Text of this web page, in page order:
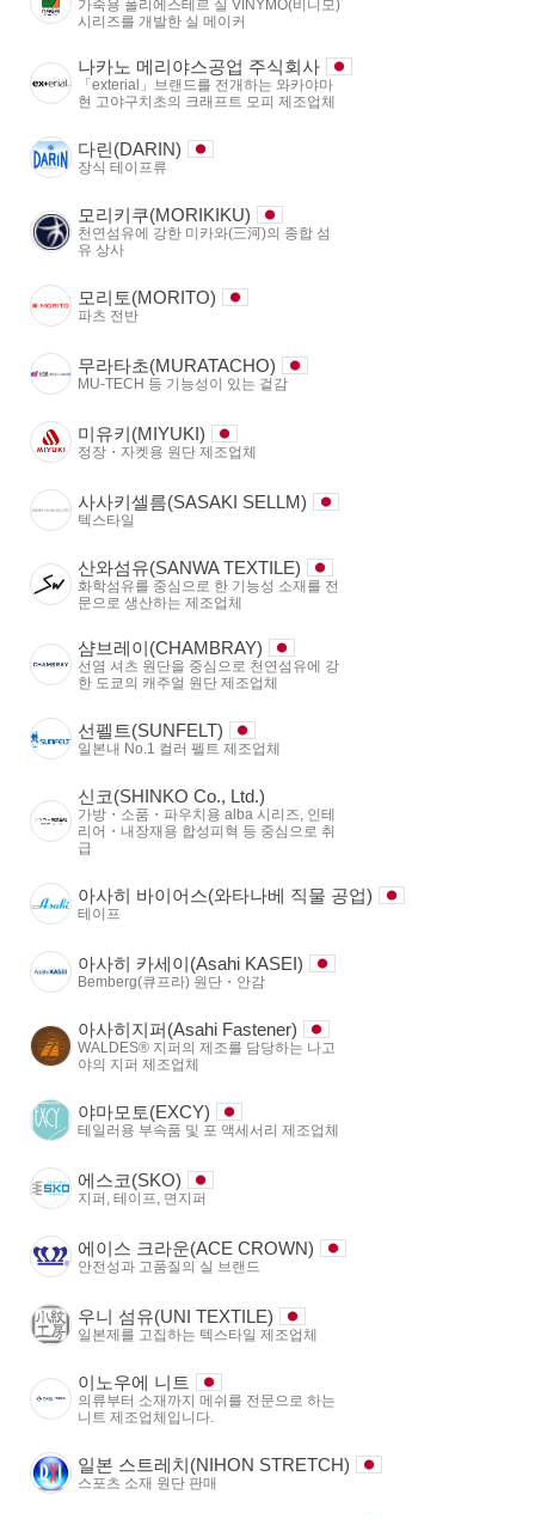
가죽용 폴리에스테르 실 VINYMO(비니모)
시리즈를 개발한 실 메이커
나카노 메리야스공업 주식회사
「exterial」브랜드를 전개하는 와카야마
현 고야구치초의 크래프트 모피 제조업체
다린(DARIN)
장식 테이프류
모리키쿠(MORIKIKU)
천연섬유에 강한 미카와(三河)의 종합 섬
유 상사
모리토(MORITO)
파츠 전반
무라타초(MURATACHO)
MU-TECH 등 기능성이 있는 겉감
미유키(MIYUKI)
정장・자켓용 원단 제조업체
사사키셀름(SASAKI SELLM)
텍스타일
산와섬유(SANWA TEXTILE)
화학섬유를 중심으로 한 기능성 소재를 전
문으로 생산하는 제조업체
샴브레이(CHAMBRAY)
선염 셔츠 원단을 중심으로 천연섬유에 강
한 도쿄의 캐주얼 원단 제조업체
선펠트(SUNFELT)
일본내 No.1 컬러 펠트 제조업체
신코(SHINKO Co., Ltd.)
가방・소품・파우치용 alba 시리즈, 인테
리어・내장재용 합성피혁 등 중심으로 취
급
아사히 바이어스(와타나베 직물 공업)
테이프
아사히 카세이(Asahi KASEI)
Bemberg(큐프라) 원단・안감
아사히지퍼(Asahi Fastener)
WALDES® 지퍼의 제조를 담당하는 나고
야의 지퍼 제조업체
야마모토(EXCY)
테일러용 부속품 및 포 액세서리 제조업체
에스코(SKO)
지퍼, 테이프, 면지퍼
에이스 크라운(ACE CROWN)
안전성과 고품질의 실 브랜드
우니 섬유(UNI TEXTILE)
일본제를 고집하는 텍스타일 제조업체
이노우에 니트
의류부터 소재까지 메쉬를 전문으로 하는
니트 제조업체입니다.
일본 스트레치(NIHON STRETCH)
스포츠 소재 원단 판매